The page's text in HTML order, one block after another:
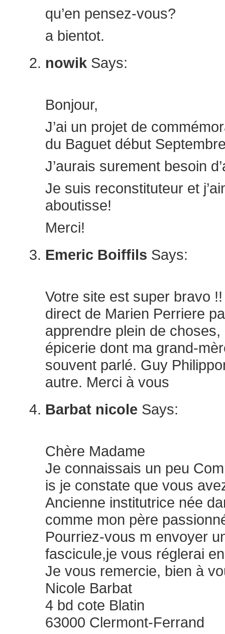
qu’en pensez-vous?
a bientot.
nowik Says:
Bonjour,
J’ai un projet de
du Baguet début
J’aurais surement besoin
Je suis reconstituteur et
aboutisse!
Merci!
Emeric Boiffils Says:
Votre site est super bravo
direct de Marien Perriere
apprendre plein de
épicerie dont ma grand-
souvent parlé. Guy
autre. Merci à vous
Barbat nicole Says:
Chère Madame
Je connaissais un peu
is je constate que vous
Ancienne institutrice née
comme mon père
Pourriez-vous m envoyer
fascicule,je vous réglerai
Je vous remercie, bien à
Nicole Barbat
4 bd cote Blatin
63000 Clermont-Ferrand